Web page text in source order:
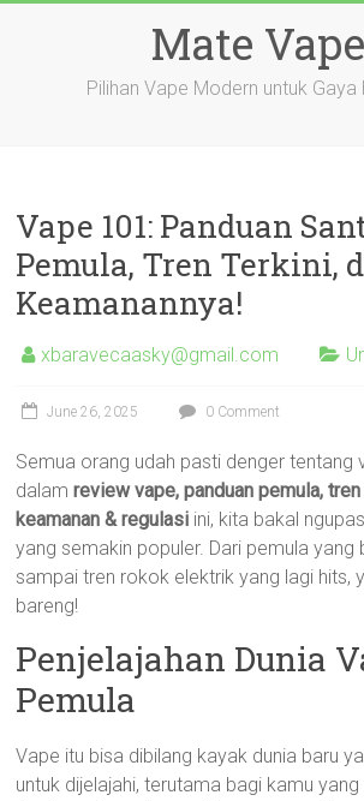
Mate
Pilihan Vape Modern untuk Gaya
Vape 101: Panduan
Pemula, Tren Terkini,
Keamanannya!
xbaravecaasky@gmail.com
June 26, 2025 0 Comment
Semua orang udah pasti denger tentang
dalamreview vape, panduan pemula,
keamanan & regulasi ini, kita bakal
yang semakin populer. Dari pemula yang
sampai tren rokok elektrik yang lagi hits,
bareng!
Penjelajahan Dunia
Pemula
Vape itu bisa dibilang kayak dunia baru
untuk dijelajahi, terutama bagi kamu